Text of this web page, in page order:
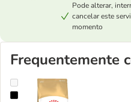
Pode alterar,
cancelar este
momento
Frequentemente
Royal Canin Persian Adult